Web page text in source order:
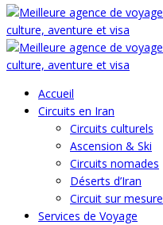
Accueil
Circuits en Iran
Circuits culturels
Ascension & Ski
Circuits nomades
Déserts d’Iran
Circuit sur mesure
Services de Voyage